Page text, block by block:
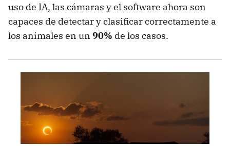
uso de IA, las cámaras y el software ahora son
capaces de detectar y clasificar correctamente a
los animales en un 90% de los casos.